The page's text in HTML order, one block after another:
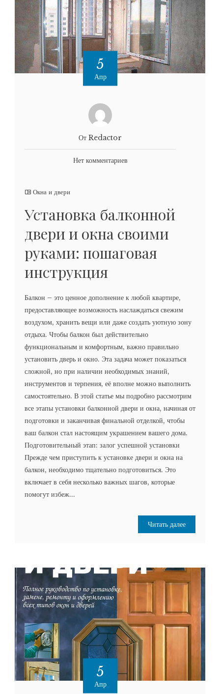
5
Апр
От Redactor
Нет комментариев
Окна и двери
Установка балконной
двери и окна своими
руками: пошаговая
инструкция
Балкон – это ценное дополнение к любой квартире,
предоставляющее возможность наслаждаться свежим
воздухом, хранить вещи или даже создать уютную зону
отдыха. Чтобы балкон был действительно
функциональным и комфортным, важно правильно
установить дверь и окно. Эта задача может показаться
сложной, но при наличии необходимых знаний,
инструментов и терпения, её вполне можно выполнить
самостоятельно. В этой статье мы подробно рассмотрим
все этапы установки балконной двери и окна, начиная от
подготовки и заканчивая финальной отделкой, чтобы
ваш балкон стал настоящим украшением вашего дома.
Подготовительный этап: залог успешной установки
Прежде чем приступить к установке двери и окна на
балкон, необходимо тщательно подготовиться. Это
включает в себя несколько важных шагов, которые
помогут избеж...
Читать далее
5
Апр